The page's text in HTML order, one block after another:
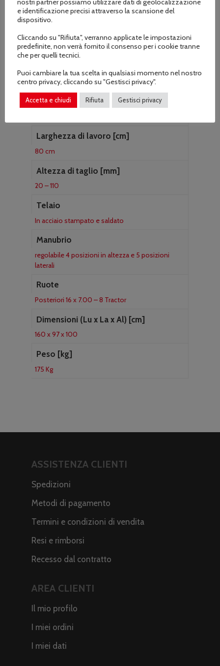
Avanti 0 – 5,3 / retro 0 – 4
Sterzo
Frizioni di sterzo indipendenti sulle ruote motrici
Freno di servizio e di stazionamento
Ad espansione, con inserimento automatico al
disinnesto della frizione
Gruppo di taglio
Larghezza di lavoro [cm]
80 cm
Altezza di taglio [mm]
20 – 110
Telaio
In acciaio stampato e saldato
Manubrio
regolabile 4 posizioni in altezza e 5 posizioni
laterali
Ruote
Posteriori 16 x 7.00 – 8 Tractor
Dimensioni (Lu x La x Al) [cm]
160 x 97 x 100
Peso [kg]
175 Kg
ASSISTENZA CLIENTI
Spedizioni
Metodi di pagamento
Termini e condizioni di vendita
Resi e rimborsi
Recesso dal contratto
AREA CLIENTI
Il mio profilo
I miei ordini
I miei dati
e identificazione precisi attraverso la scansione del
dispositivo.
Cliccando su "Rifiuta", verranno applicate le impostazioni
predefinite, non verrà fornito il consenso per i cookie tranne
che per quelli tecnici.
Puoi cambiare la tua scelta in qualsiasi momento nel nostro
centro privacy, cliccando su "Gestisci privacy".
Accetta e chiudi Rifiuta Gestisci privacy